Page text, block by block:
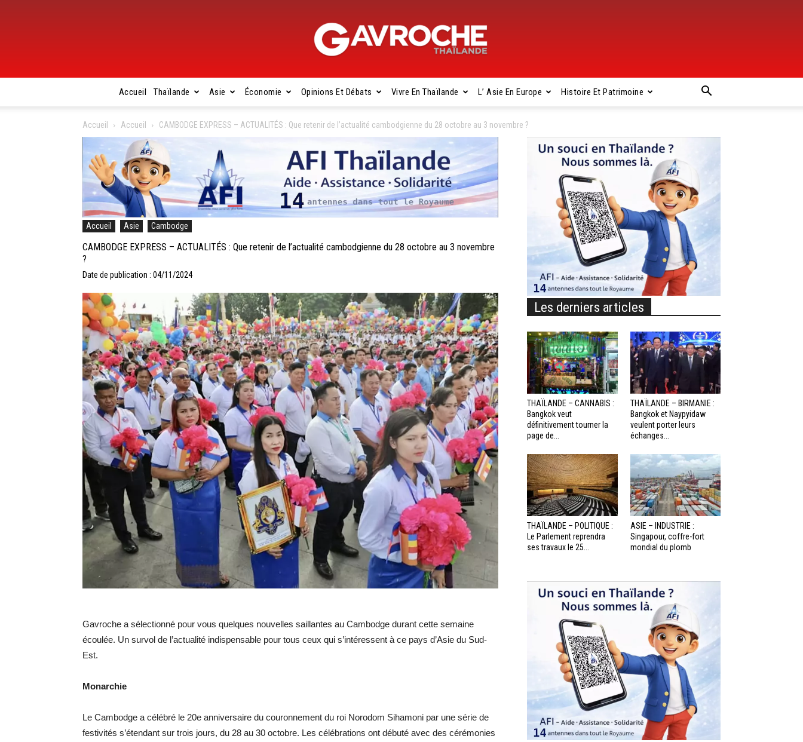
Gavroche
Thaïlande
Accueil Thaïlande Asie Économie Opinions Et Débats Vivre En Thaïlande L’ Asie En Europe Histoire Et Patrimoine
Accueil Accueil CAMBODGE EXPRESS – ACTUALITÉS : Que retenir de l’actualité cambodgienne du 28 octobre au 3 novembre ?
Accueil Asie Cambodge
CAMBODGE EXPRESS – ACTUALITÉS : Que retenir de l’actualité cambodgienne du 28 octobre au 3 novembre
?
Date de publication : 04/11/2024
Gavroche a sélectionné pour vous quelques nouvelles saillantes au Cambodge durant cette semaine
écoulée. Un survol de l’actualité indispensable pour tous ceux qui s’intéressent à ce pays d’Asie du Sud-
Est.
Monarchie
Le Cambodge a célébré le 20e anniversaire du couronnement du roi Norodom Sihamoni par une série de
festivités s’étendant sur trois jours, du 28 au 30 octobre. Les célébrations ont débuté avec des cérémonies
Les derniers articles
THAÏLANDE – CANNABIS :
Bangkok veut
définitivement tourner la
page de...
THAÏLANDE – BIRMANIE :
Bangkok et Naypyidaw
veulent porter leurs
échanges...
THAÏLANDE – POLITIQUE :
Le Parlement reprendra
ses travaux le 25...
ASIE – INDUSTRIE :
Singapour, coffre-fort
mondial du plomb